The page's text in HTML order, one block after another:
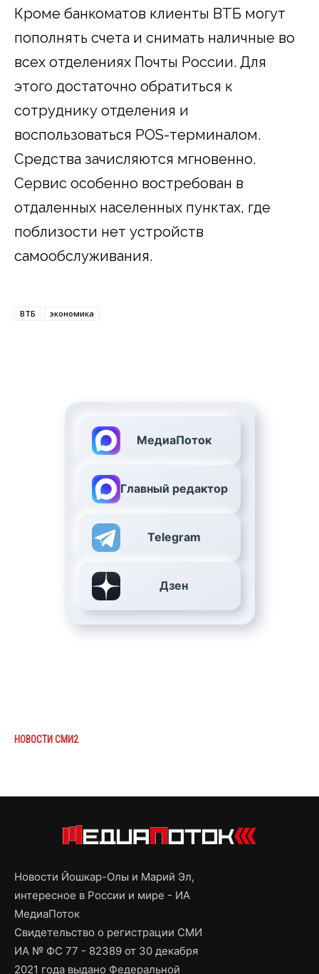
Кроме банкоматов клиенты ВТБ могут
пополнять счета и снимать наличные во
всех отделениях Почты России. Для
этого достаточно обратиться к
сотруднику отделения и
воспользоваться POS-терминалом.
Средства зачисляются мгновенно.
Сервис особенно востребован в
отдаленных населенных пунктах, где
поблизости нет устройств
самообслуживания.
ВТБ экономика
МедиаПоток
Главный редактор
Telegram
Дзен
НОВОСТИ СМИ2
Новости Йошкар-Олы и Марий Эл,
интересное в России и мире - ИА
МедиаПоток
Свидетельство о регистрации СМИ
ИА № ФС 77 - 82389 от 30 декабря
2021 года выдано Федеральной